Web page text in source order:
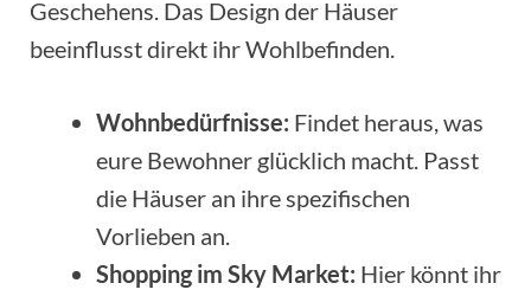
Geschehens. Das Design der Häuser
beeinflusst direkt ihr Wohlbefinden.
Wohnbedürfnisse: Findet heraus, was
eure Bewohner glücklich macht. Passt
die Häuser an ihre spezifischen
Vorlieben an.
Shopping im Sky Market: Hier könnt ihr